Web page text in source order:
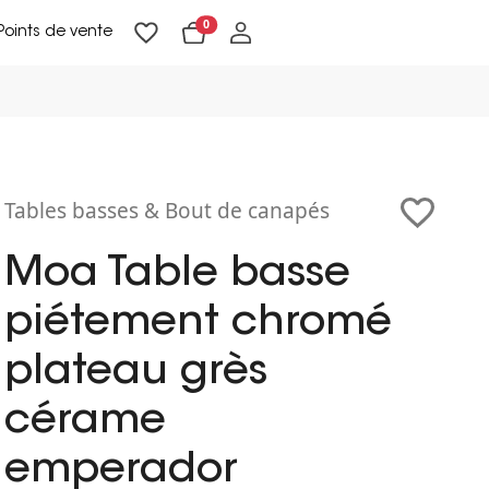
de vente 0
Tables basses & Bout de canapés
Moa Table basse
piétement chromé
plateau grès
cérame
emperador